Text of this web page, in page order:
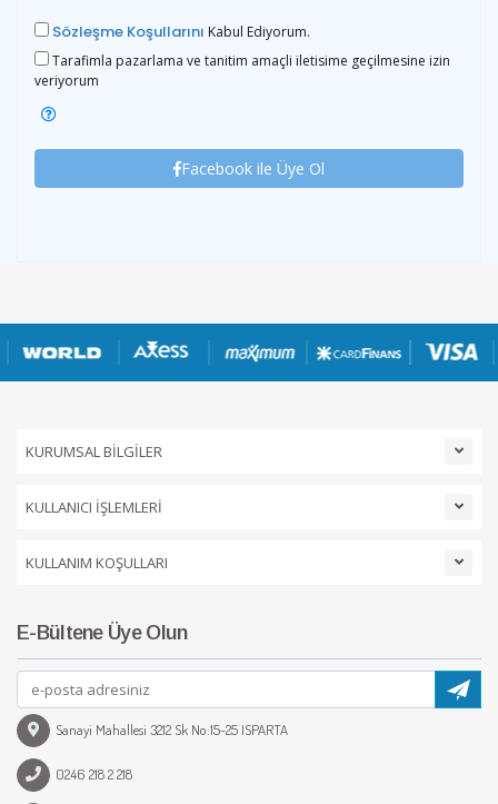
Sözleşme Koşullarını Kabul Ediyorum.
Tarafimla pazarlama ve tanitim amaçli iletisime geçilmesine izin
veriyorum
Facebook ile Üye Ol
KURUMSAL BİLGİLER
KULLANICI İŞLEMLERİ
KULLANIM KOŞULLARI
E-Bültene Üye Olun
Sanayi Mahallesi 3212 Sk No:15-25 ISPARTA
0246 218 2 218